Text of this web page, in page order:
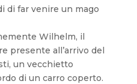
di far venire un mago
Wilhelm, il
presente all’arrivo del
un vecchietto
di un carro coperto.